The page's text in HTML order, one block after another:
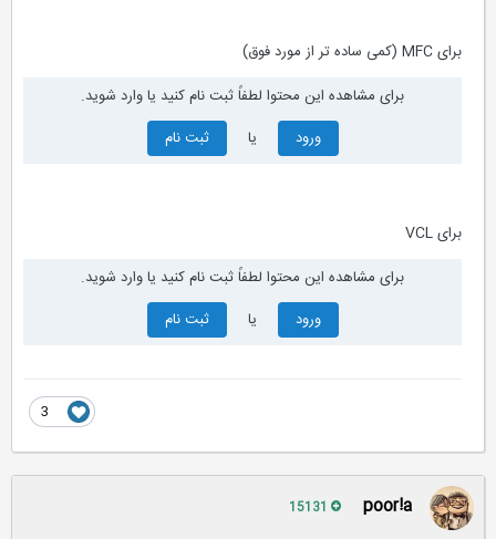
برای MFC (کمی ساده تر از مورد فوق)
برای مشاهده این محتوا لطفاً ثبت نام کنید یا وارد شوید.
ورود
ثبت نام
برای VCL
برای مشاهده این محتوا لطفاً ثبت نام کنید یا وارد شوید.
ورود
ثبت نام
poor!a